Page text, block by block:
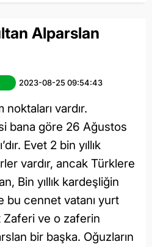
Alparslan
2023-08-25 09:54:43
vardır.
bana göre 26 Ağustos
Evet 2 bin yıllık
vardır, ancak Türklere
Bin yıllık kardeşliğin
bu cennet vatanı yurt
Zaferi ve o zaferin
bir başka. Oğuzların